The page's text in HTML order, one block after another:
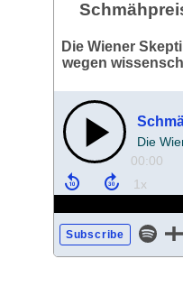
Die Wiener
wegen
00:00
Subscribe